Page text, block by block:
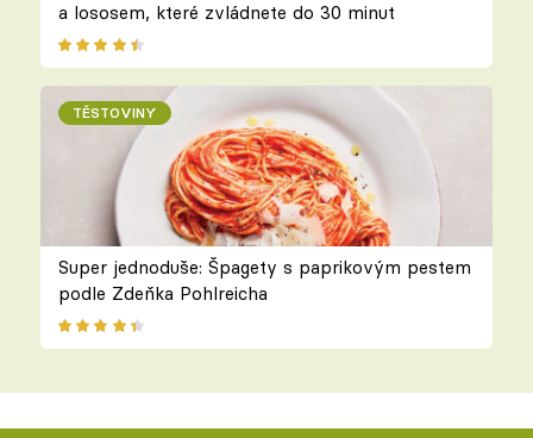
a lososem, které zvládnete do 30 minut
TĚSTOVINY
Super jednoduše: Špagety s paprikovým pestem
podle Zdeňka Pohlreicha